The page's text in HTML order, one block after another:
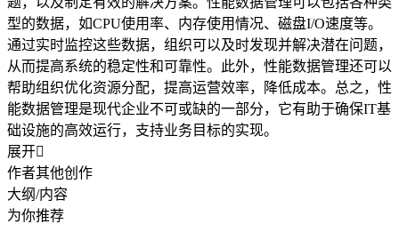
型的数据，如CPU使用率、内存使用情况、磁盘I/O速度等。
通过实时监控这些数据，组织可以及时发现并解决潜在问题，
从而提高系统的稳定性和可靠性。此外，性能数据管理还可以
帮助组织优化资源分配，提高运营效率，降低成本。总之，性
能数据管理是现代企业不可或缺的一部分，它有助于确保IT基
础设施的高效运行，支持业务目标的实现。
展开
作者其他创作
大纲/内容
为你推荐